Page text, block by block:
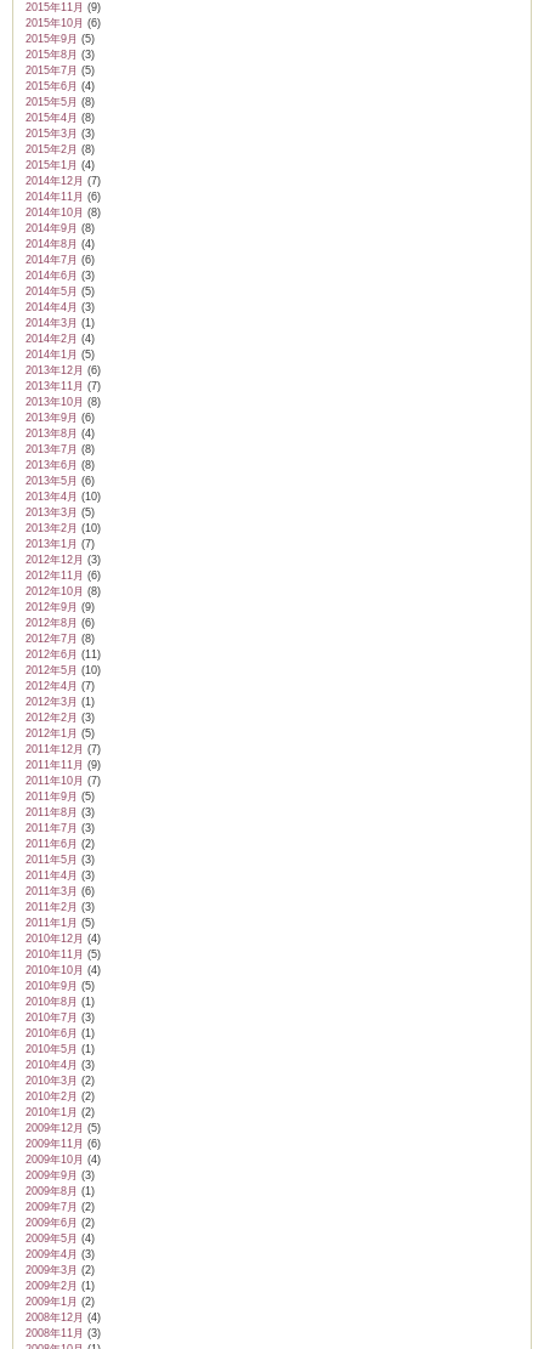
2015年11月 (9)
2015年10月 (6)
2015年9月 (5)
2015年8月 (3)
2015年7月 (5)
2015年6月 (4)
2015年5月 (8)
2015年4月 (8)
2015年3月 (3)
2015年2月 (8)
2015年1月 (4)
2014年12月 (7)
2014年11月 (6)
2014年10月 (8)
2014年9月 (8)
2014年8月 (4)
2014年7月 (6)
2014年6月 (3)
2014年5月 (5)
2014年4月 (3)
2014年3月 (1)
2014年2月 (4)
2014年1月 (5)
2013年12月 (6)
2013年11月 (7)
2013年10月 (8)
2013年9月 (6)
2013年8月 (4)
2013年7月 (8)
2013年6月 (8)
2013年5月 (6)
2013年4月 (10)
2013年3月 (5)
2013年2月 (10)
2013年1月 (7)
2012年12月 (3)
2012年11月 (6)
2012年10月 (8)
2012年9月 (9)
2012年8月 (6)
2012年7月 (8)
2012年6月 (11)
2012年5月 (10)
2012年4月 (7)
2012年3月 (1)
2012年2月 (3)
2012年1月 (5)
2011年12月 (7)
2011年11月 (9)
2011年10月 (7)
2011年9月 (5)
2011年8月 (3)
2011年7月 (3)
2011年6月 (2)
2011年5月 (3)
2011年4月 (3)
2011年3月 (6)
2011年2月 (3)
2011年1月 (5)
2010年12月 (4)
2010年11月 (5)
2010年10月 (4)
2010年9月 (5)
2010年8月 (1)
2010年7月 (3)
2010年6月 (1)
2010年5月 (1)
2010年4月 (3)
2010年3月 (2)
2010年2月 (2)
2010年1月 (2)
2009年12月 (5)
2009年11月 (6)
2009年10月 (4)
2009年9月 (3)
2009年8月 (1)
2009年7月 (2)
2009年6月 (2)
2009年5月 (4)
2009年4月 (3)
2009年3月 (2)
2009年2月 (1)
2009年1月 (2)
2008年12月 (4)
2008年11月 (3)